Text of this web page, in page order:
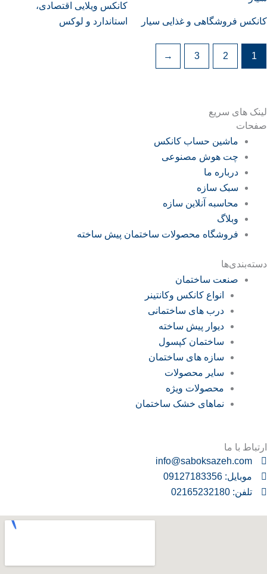
کانکس فروشگاهی و غذایی سیار
کانکس ویلایی اقتصادی،
استاندارد و لوکس
1
2
3
←
لینک های سریع
صفحات
ماشین حساب کانکس
چت هوش مصنوعی
درباره ما
سبک سازه
محاسبه آنلاین سازه
وبلاگ
فروشگاه محصولات ساختمان پیش ساخته
دسته‌بندی‌ها
صنعت ساختمان
انواع کانکس وکانتینر
درب های ساختمانی
دیوار پیش ساخته
ساختمان کپسول
سازه های ساختمان
سایر محصولات
محصولات ویژه
نماهای خشک ساختمان
ارتباط با ما
info@saboksazeh.com
موبایل: 09127183356
تلفن: 02165232180